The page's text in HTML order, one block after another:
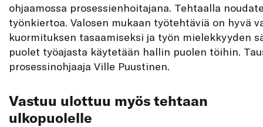
ohjaamossa prosessienhoitajana. Tehtaalla
työnkiertoa. Valosen mukaan työtehtäviä on hyvä
kuormituksen tasaamiseksi ja työn mielekkyyden
puolet työajasta käytetään hallin puolen töihin.
prosessinohjaaja Ville Puustinen.
Vastuu ulottuu myös tehtaan
ulkopuolelle